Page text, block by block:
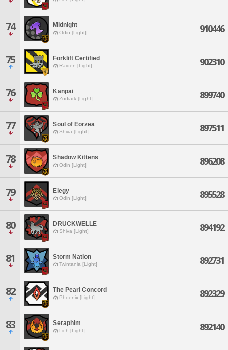
74 Midnight
Odin [Light] 910446
75 Forklift Certified
Raiden [Light] 902310
76 Kanpai
Zodiark [Light] 899740
77 Soul of Eorzea
Shiva [Light] 897511
78 Shadow Kittens
Odin [Light] 896208
79 Elegy
Odin [Light] 895528
80 DRUCKWELLE
Shiva [Light] 894192
81 Storm Nation
Twintania [Light] 892731
82 The Pearl Concord
Phoenix [Light] 892329
83 Seraphim
Lich [Light] 892140